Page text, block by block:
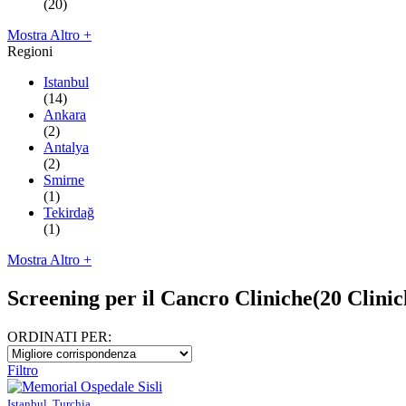
(20)
Mostra Altro +
Regioni
Istanbul
(14)
Ankara
(2)
Antalya
(2)
Smirne
(1)
Tekirdağ
(1)
Mostra Altro +
Screening per il Cancro Cliniche(20
ORDINATI PER:
Filtro